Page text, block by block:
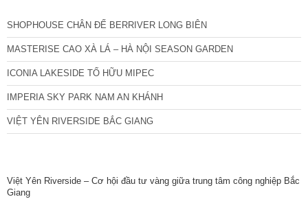
SHOPHOUSE CHÂN ĐẾ BERRIVER LONG BIÊN
MASTERISE CAO XÀ LÁ – HÀ NỘI SEASON GARDEN
ICONIA LAKESIDE TỐ HỮU MIPEC
IMPERIA SKY PARK NAM AN KHÁNH
VIỆT YÊN RIVERSIDE BẮC GIANG
Việt Yên Riverside – Cơ hội đầu tư vàng giữa trung tâm công nghiệp Bắc
Giang